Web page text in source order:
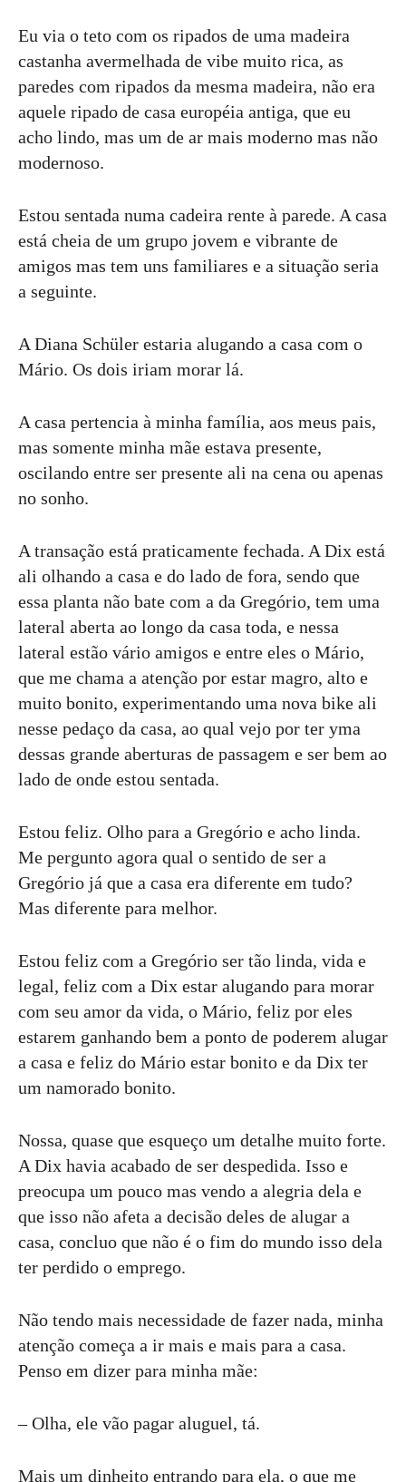
Eu via o teto com os ripados de uma madeira
castanha avermelhada de vibe muito rica, as
paredes com ripados da mesma madeira, não era
aquele ripado de casa européia antiga, que eu
acho lindo, mas um de ar mais moderno mas não
modernoso.
Estou sentada numa cadeira rente à parede. A casa
está cheia de um grupo jovem e vibrante de
amigos mas tem uns familiares e a situação seria
a seguinte.
A Diana Schüler estaria alugando a casa com o
Mário. Os dois iriam morar lá.
A casa pertencia à minha família, aos meus pais,
mas somente minha mãe estava presente,
oscilando entre ser presente ali na cena ou apenas
no sonho.
A transação está praticamente fechada. A Dix está
ali olhando a casa e do lado de fora, sendo que
essa planta não bate com a da Gregório, tem uma
lateral aberta ao longo da casa toda, e nessa
lateral estão vário amigos e entre eles o Mário,
que me chama a atenção por estar magro, alto e
muito bonito, experimentando uma nova bike ali
nesse pedaço da casa, ao qual vejo por ter yma
dessas grande aberturas de passagem e ser bem ao
lado de onde estou sentada.
Estou feliz. Olho para a Gregório e acho linda.
Me pergunto agora qual o sentido de ser a
Gregório já que a casa era diferente em tudo?
Mas diferente para melhor.
Estou feliz com a Gregório ser tão linda, vida e
legal, feliz com a Dix estar alugando para morar
com seu amor da vida, o Mário, feliz por eles
estarem ganhando bem a ponto de poderem alugar
a casa e feliz do Mário estar bonito e da Dix ter
um namorado bonito.
Nossa, quase que esqueço um detalhe muito forte.
A Dix havia acabado de ser despedida. Isso e
preocupa um pouco mas vendo a alegria dela e
que isso não afeta a decisão deles de alugar a
casa, concluo que não é o fim do mundo isso dela
ter perdido o emprego.
Não tendo mais necessidade de fazer nada, minha
atenção começa a ir mais e mais para a casa.
Penso em dizer para minha mãe:
– Olha, ele vão pagar aluguel, tá.
Mais um dinheito entrando para ela, o que me